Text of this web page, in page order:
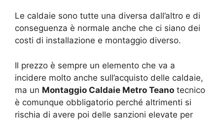
Le caldaie sono tutte una diversa dall’altro e di
conseguenza è normale anche che ci siano dei
costi di installazione e montaggio diverso.
Il prezzo è sempre un elemento che va a
incidere molto anche sull’acquisto delle caldaie,
ma un Montaggio Caldaie Metro Teano tecnico
è comunque obbligatorio perché altrimenti si
rischia di avere poi delle sanzioni elevate per